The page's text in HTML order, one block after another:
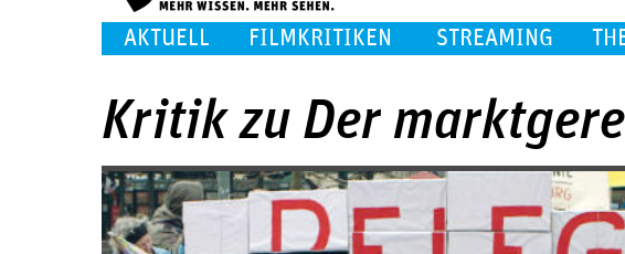
AKTUELL FILMKRITIKEN STREAMING
Kritik zu Der